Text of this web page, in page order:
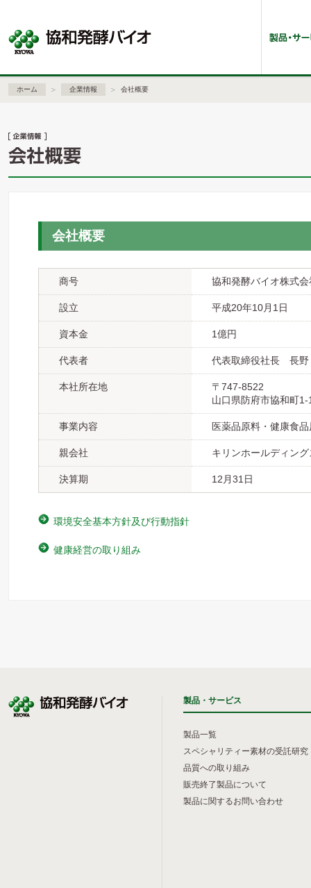
ホーム 企業情報 会社概要
会社概要
商号 協和発酵バイオ株式会
設立 平成20年10月1日
資本金 1億円
代表者 代表取締役社長 長
本社所在地
〒747-8522
山口県防府市協和町1-
事業内容 医薬品原料・健康食
親会社 キリンホールディン
決算期 12月31日
環境安全基本方針及び行動指針
健康経営の取り組み
製品・サービス
製品一覧
スペシャリティー素材の受託研究
品質への取り組み
販売終了製品について
製品に関するお問い合わせ